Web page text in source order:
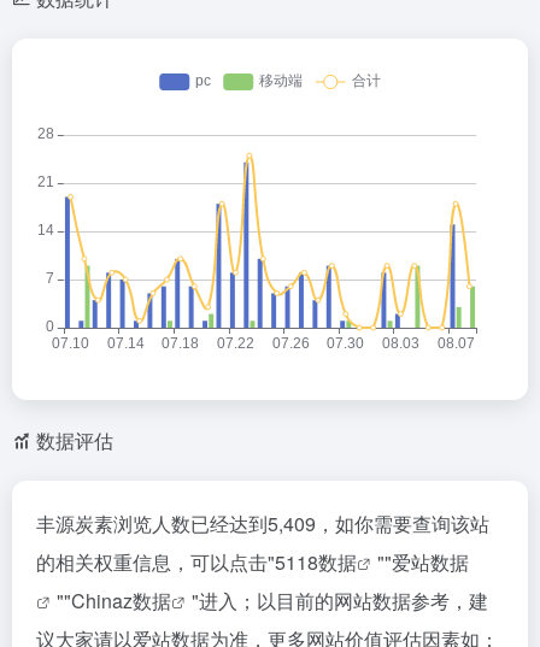
数据评估
丰源炭素浏览人数已经达到5,409，如你需要查询该站
的相关权重信息，可以点击"5118数据 ""爱站数据
""Chinaz数据
"进入；以目前的网站数据参考，建
议大家请以爱站数据为准，更多网站价值评估因素如：